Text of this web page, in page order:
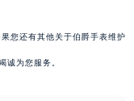
您还有其他关于伯爵手表维护
诚为您服务。